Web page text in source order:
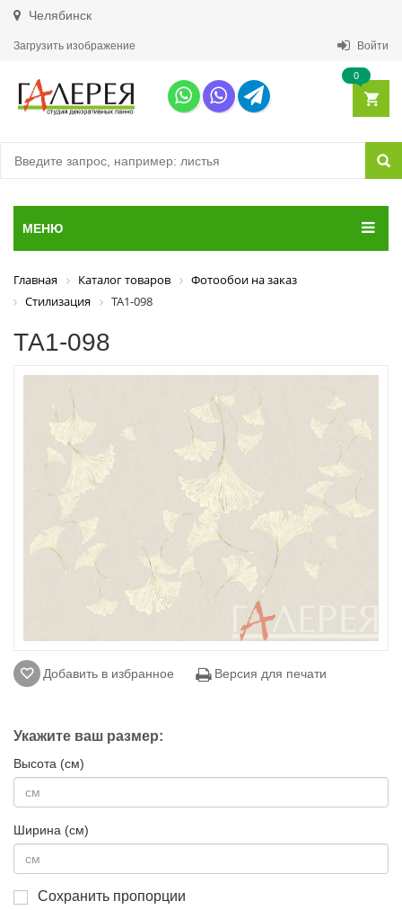
Челябинск
Загрузить изображение Войти
0
МЕНЮ
Главная Каталог товаров
Фотообои на заказ
Стилизация
ТА1-098
ТА1-098
Добавить в избранное Версия для печати
Укажите ваш размер:
Высота (см)
Ширина (см)
Сохранить пропорции